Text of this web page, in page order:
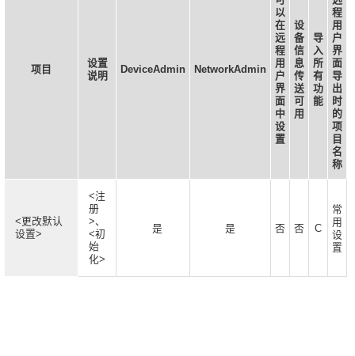
项目
设置
说明
DeviceAdmin NetworkAdmin
以
在
远
程
用
户
界
面
中
设
置
设
备
信
息
传
送
可
用
导
入
所
有
功
能
程
用
户
界
面
导
出
时
的
项
目
名
称
<更改默认
设置>
<注
册
>、
<初
始
化>
是 是 否 否 C
常
用
设
置